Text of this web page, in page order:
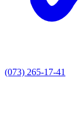
(073) 265-17-41